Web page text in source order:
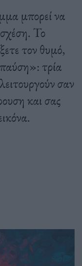
μπορεί να
σχέση. Το
τον θυμό,
τρία
σαν
και σας